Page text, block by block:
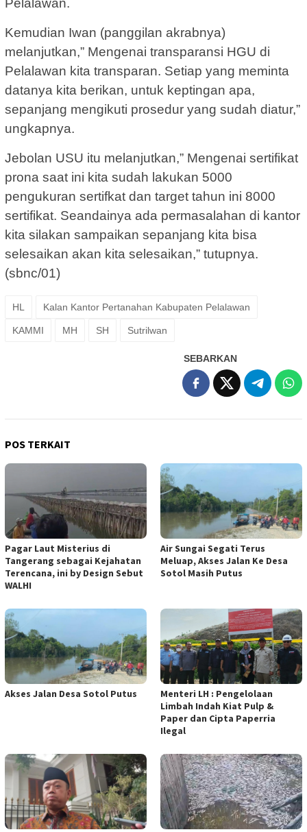
Pelalawan.
Kemudian Iwan (panggilan akrabnya)
melanjutkan,” Mengenai transparansi HGU di
Pelalawan kita transparan. Setiap yang meminta
datanya kita berikan, untuk keptingan apa,
sepanjang mengikuti prosedur yang sudah diatur,”
ungkapnya.
Jebolan USU itu melanjutkan,” Mengenai sertifikat
prona saat ini kita sudah lakukan 5000
pengukuran sertifkat dan target tahun ini 8000
sertifikat. Seandainya ada permasalahan di kantor
kita silakan sampaikan sepanjang kita bisa
selesaikan akan kita selesaikan,” tutupnya.
(sbnc/01)
HL Kalan Kantor Pertanahan Kabupaten Pelalawan
KAMMI MH SH Sutrilwan
SEBARKAN
POS TERKAIT
Pagar Laut Misterius di
Tangerang sebagai Kejahatan
Terencana, ini by Design Sebut
WALHI
Air Sungai Segati Terus
Meluap, Akses Jalan Ke Desa
Sotol Masih Putus
Akses Jalan Desa Sotol Putus
Menteri LH : Pengelolaan
Limbah Indah Kiat Pulp &
Paper dan Cipta Paperria
Ilegal